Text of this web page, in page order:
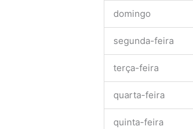
domingo
segunda-feira
terça-feira
quarta-feira
quinta-feira